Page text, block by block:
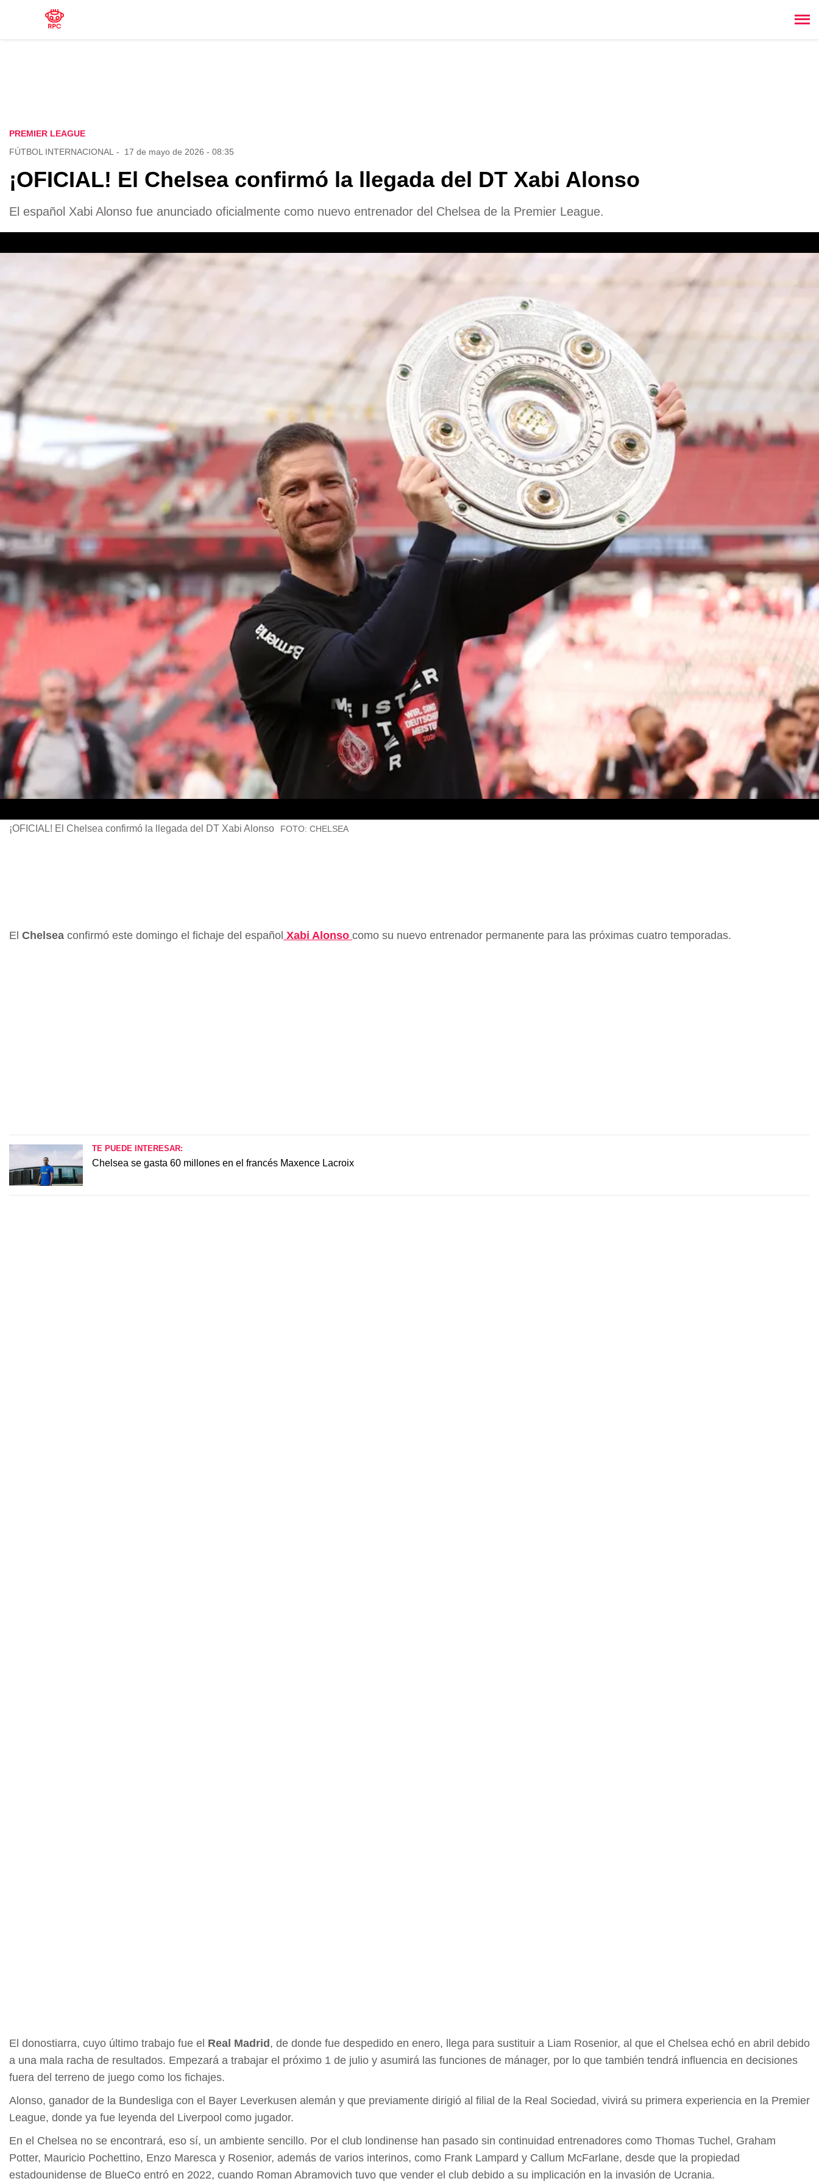
PREMIER LEAGUE
FÚTBOL INTERNACIONAL - 17 de mayo de 2026 - 08:35
¡OFICIAL! El Chelsea confirmó la llegada del DT Xabi Alonso
El español Xabi Alonso fue anunciado oficialmente como nuevo entrenador del Chelsea de la Premier League.
¡OFICIAL! El Chelsea confirmó la llegada del DT Xabi Alonso FOTO: CHELSEA
El Chelsea confirmó este domingo el fichaje del español Xabi Alonso como su nuevo entrenador permanente para las próximas cuatro temporadas.
TE PUEDE INTERESAR:
Chelsea se gasta 60 millones en el francés Maxence Lacroix
El donostiarra, cuyo último trabajo fue el Real Madrid, de donde fue despedido en enero, llega para sustituir a Liam Rosenior, al que el Chelsea echó en abril debido
a una mala racha de resultados. Empezará a trabajar el próximo 1 de julio y asumirá las funciones de mánager, por lo que también tendrá influencia en decisiones
fuera del terreno de juego como los fichajes.
Alonso, ganador de la Bundesliga con el Bayer Leverkusen alemán y que previamente dirigió al filial de la Real Sociedad, vivirá su primera experiencia en la Premier
League, donde ya fue leyenda del Liverpool como jugador.
En el Chelsea no se encontrará, eso sí, un ambiente sencillo. Por el club londinense han pasado sin continuidad entrenadores como Thomas Tuchel, Graham
Potter, Mauricio Pochettino, Enzo Maresca y Rosenior, además de varios interinos, como Frank Lampard y Callum McFarlane, desde que la propiedad
estadounidense de BlueCo entró en 2022, cuando Roman Abramovich tuvo que vender el club debido a su implicación en la invasión de Ucrania.